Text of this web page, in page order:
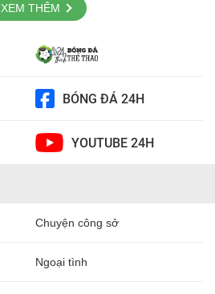
XEM THÊM
BÓNG ĐÁ 24H
YOUTUBE 24H
Chuyện công sở
Ngoại tình